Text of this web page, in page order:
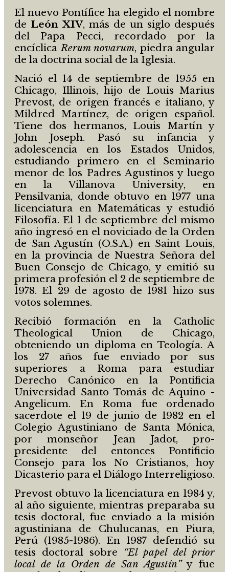
El nuevo Pontífice ha elegido el nombre
de León XIV, más de un siglo después
del Papa Pecci, recordado por la
encíclicaRerum novarum, piedra angular
de la doctrina social de la Iglesia.
Nació el 14 de septiembre de 1955 en
Chicago, Illinois, hijo de Louis Marius
Prevost, de origen francés e italiano, y
Mildred Martínez, de origen español.
Tiene dos hermanos, Louis Martín y
John Joseph. Pasó su infancia y
adolescencia en los Estados Unidos,
estudiando primero en el Seminario
menor de los Padres Agustinos y luego
en la Villanova University, en
Pensilvania, donde obtuvo en 1977 una
licenciatura en Matemáticas y estudió
Filosofía. El 1 de septiembre del mismo
año ingresó en el noviciado de la Orden
de San Agustín (O.S.A.) en Saint Louis,
en la provincia de Nuestra Señora del
Buen Consejo de Chicago, y emitió su
primera profesión el 2 de septiembre de
1978. El 29 de agosto de 1981 hizo sus
votos solemnes.
Recibió formación en la Catholic
Theological Union de Chicago,
obteniendo un diploma en Teología. A
los 27 años fue enviado por sus
superiores a Roma para estudiar
Derecho Canónico en la Pontificia
Universidad Santo Tomás de Aquino -
Angelicum. En Roma fue ordenado
sacerdote el 19 de junio de 1982 en el
Colegio Agustiniano de Santa Mónica,
por monseñor Jean Jadot, pro-
presidente del entonces Pontificio
Consejo para los No Cristianos, hoy
Dicasterio para el Diálogo Interreligioso.
Prevost obtuvo la licenciatura en 1984 y,
al año siguiente, mientras preparaba su
tesis doctoral, fue enviado a la misión
agustiniana de Chulucanas, en Piura,
Perú (1985-1986). En 1987 defendió su
tesis doctoral sobre “El papel del prior
local de la Orden de San Agustín”y fue